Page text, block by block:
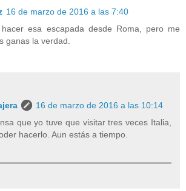
16 de marzo de 2016 a las 7:40
esa escapada desde Roma, pero me
ganas la verdad.
16 de marzo de 2016 a las 10:14
que yo tuve que visitar tres veces Italia,
hacerlo. Aun estás a tiempo.